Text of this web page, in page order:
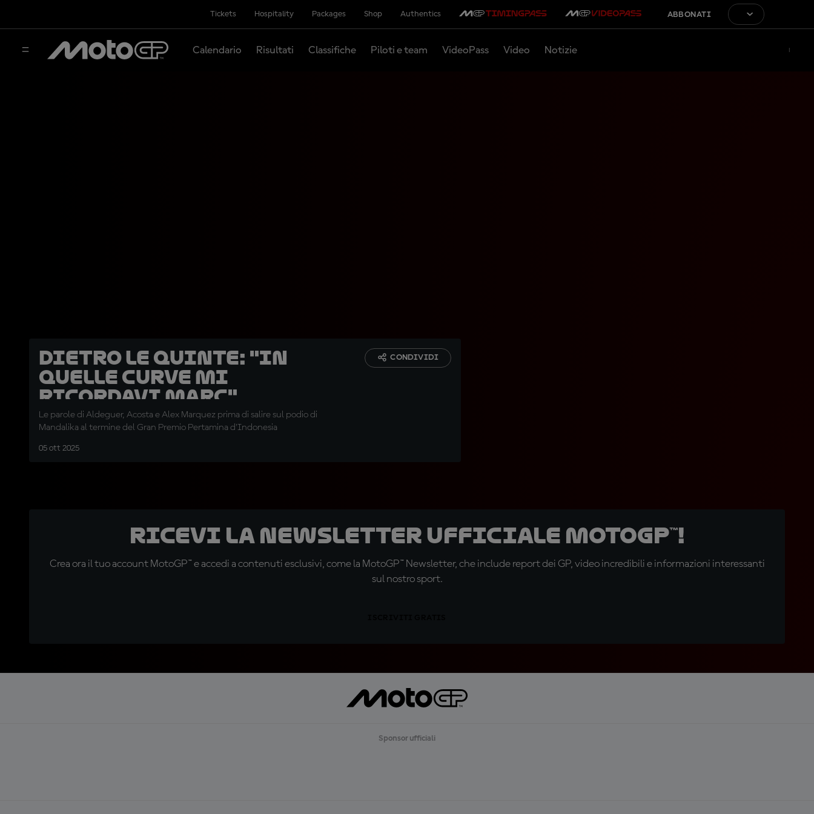
Tickets Hospitality Packages Shop Authentics ABBONATI
Calendario Risultati Classifiche Piloti e team VideoPass Video Notizie
DIETRO LE QUINTE: "In
quelle curve mi
ricordavi Marc"
Le parole di Aldeguer, Acosta e Alex Marquez prima di salire sul podio di
Mandalika al termine del Gran Premio Pertamina d'Indonesia
05 ott 2025
CONDIVIDI
Ricevi la newsletter ufficiale MotoGP™!
Crea ora il tuo account MotoGP™ e accedi a contenuti esclusivi, come la MotoGP™ Newsletter, che include report dei GP, video incredibili e informazioni interessanti
sul nostro sport.
Sponsor ufficiali